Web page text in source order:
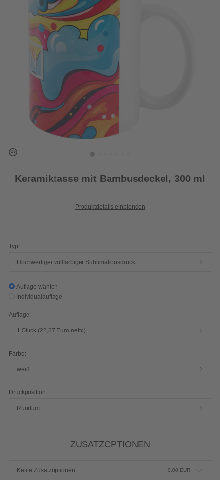
Keramiktasse mit Bambusdeckel, 300 ml
Produktdetails einblenden
Typ:
Hochwertiger vollfarbiger Sublimationsdruck
Auflage wählen
Individualauflage
Auflage:
1 Stück (22,37 Euro netto)
Farbe:
weiß
Druckposition:
Rundum
ZUSATZOPTIONEN
Keine Zusatzoptionen 0,00 EUR